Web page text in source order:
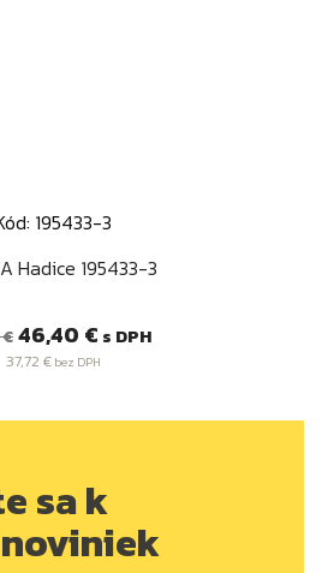
195433-3
Hadice 195433-3
Cena
46,40 € s DPH
37,72 €bez DPH
sa k